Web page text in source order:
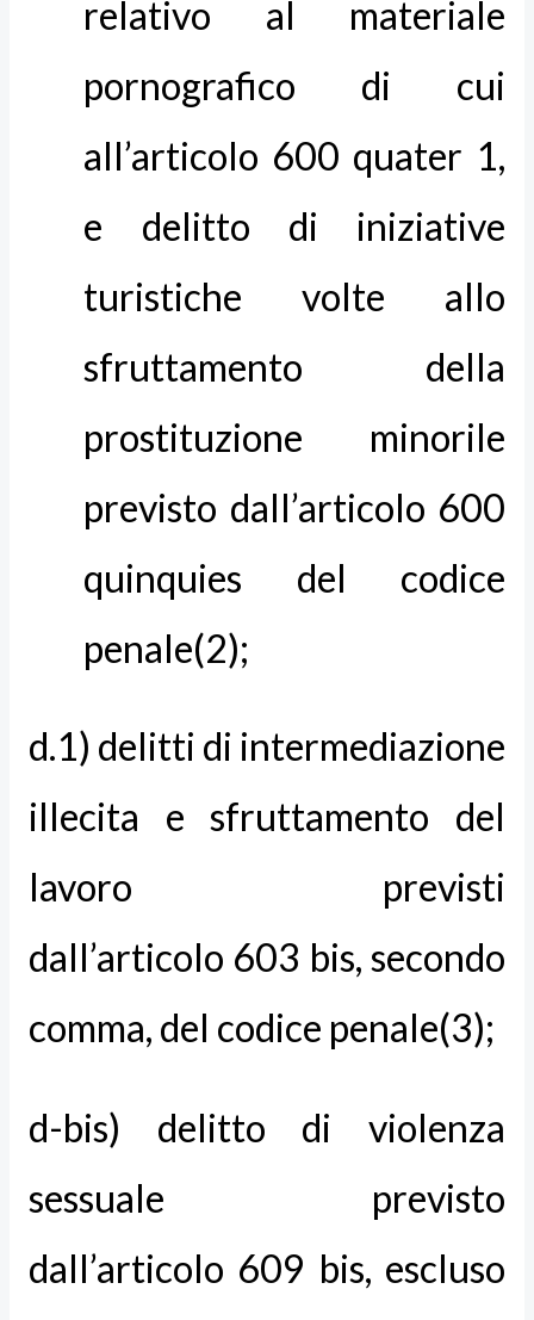
relativo al materiale
pornografico di cui
all’articolo 600 quater 1,
e delitto di iniziative
turistiche volte allo
sfruttamento della
prostituzione minorile
previsto dall’articolo 600
quinquies del codice
penale(2);
d.1) delitti di intermediazione
illecita e sfruttamento del
lavoro previsti
dall’articolo 603 bis, secondo
comma, del codice penale(3);
d-bis) delitto di violenza
sessuale previsto
dall’articolo 609 bis, escluso